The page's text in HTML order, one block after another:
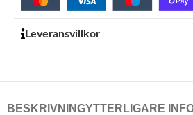
Leveransvillkor
BESKRIVNINGYTTERLIGARE